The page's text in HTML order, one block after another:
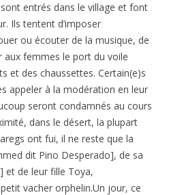
entrés dans le village et font
Ils tentent d’imposer
ou écouter de la musique, de
aux femmes le port du voile
et des chaussettes. Certain(e)s
appeler à la modération en leur
seront condamnés au cours
dans le désert, la plupart
ont fui, il ne reste que la
dit Pino Desperado], de sa
et de leur fille Toya,
vacher orphelin.Un jour, ce